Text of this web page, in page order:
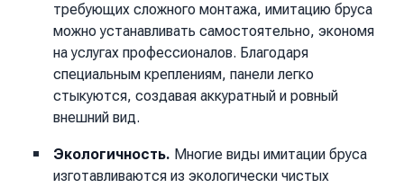
требующих сложного монтажа, имитацию бруса
можно устанавливать самостоятельно, экономя
на услугах профессионалов. Благодаря
специальным креплениям, панели легко
стыкуются, создавая аккуратный и ровный
внешний вид.
Экологичность. Многие виды имитации бруса
изготавливаются из экологически чистых